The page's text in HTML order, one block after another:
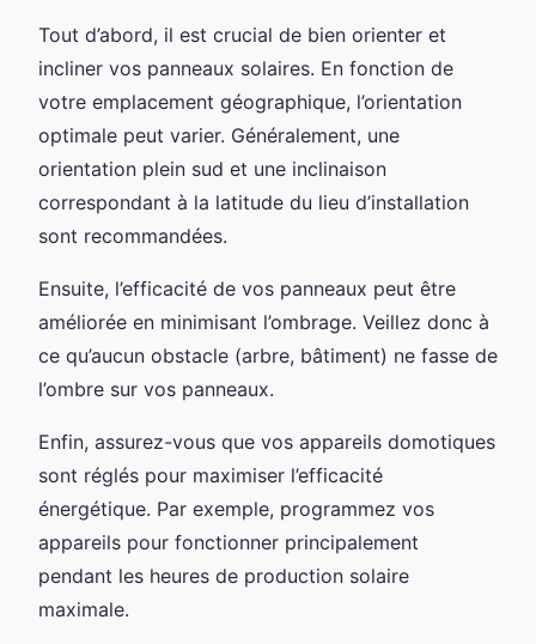
Tout d’abord, il est crucial de bien orienter et
incliner vos panneaux solaires. En fonction de
votre emplacement géographique, l’orientation
optimale peut varier. Généralement, une
orientation plein sud et une inclinaison
correspondant à la latitude du lieu d’installation
sont recommandées.
Ensuite, l’efficacité de vos panneaux peut être
améliorée en minimisant l’ombrage. Veillez donc à
ce qu’aucun obstacle (arbre, bâtiment) ne fasse de
l’ombre sur vos panneaux.
Enfin, assurez-vous que vos appareils domotiques
sont réglés pour maximiser l’efficacité
énergétique. Par exemple, programmez vos
appareils pour fonctionner principalement
pendant les heures de production solaire
maximale.